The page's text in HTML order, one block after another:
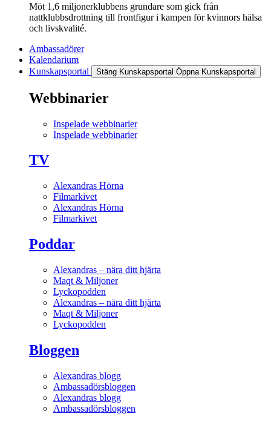
Möt 1,6 miljonerklubbens grundare som gick från
nattklubbsdrottning till frontfigur i kampen för kvinnors hälsa
och livskvalité.
Ambassadörer
Kalendarium
Kunskapsportal
Stäng Kunskapsportal Öppna Kunskapsportal
Webbinarier
Inspelade webbinarier
Inspelade webbinarier
TV
Alexandras Hörna
Filmarkivet
Alexandras Hörna
Filmarkivet
Poddar
Alexandras – nära ditt hjärta
Maqt & Miljoner
Lyckopodden
Alexandras – nära ditt hjärta
Maqt & Miljoner
Lyckopodden
Bloggen
Alexandras blogg
Ambassadörsbloggen
Alexandras blogg
Ambassadörsbloggen